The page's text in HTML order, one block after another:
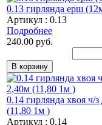
0.13 гирлянда ерш
Артикул : 0.13
Подробнее
240.00 руб.
0.14 гирлянда хвоя ч/
(11,80 1м )
Артикул : 0.14